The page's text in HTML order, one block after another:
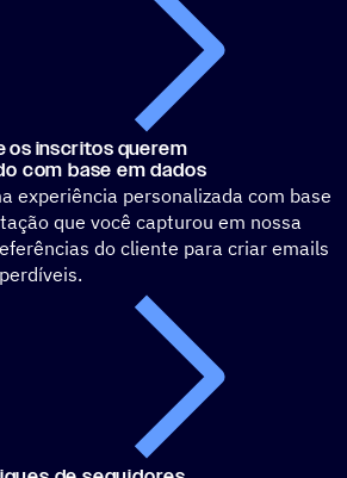
os inscritos querem
com base em dados
experiência personalizada com base
que você capturou em nossa
do cliente para criar emails